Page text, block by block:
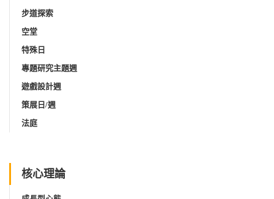
步道探索
空堂
特殊日
專題研究主題週
遊戲設計週
策展日/週
法庭
核心理論